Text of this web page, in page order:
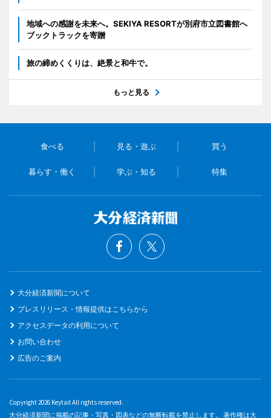
地域への感謝を未来へ。SEKIYA RESORTが別府市立図書館へ
ブックトラックを寄贈
旅の締めくくりは、絶景と和牛で。
もっと見る
食べる 見る・遊ぶ 買う
暮らす・働く 学ぶ・知る 特集
大分経済新聞について
プレスリリース・情報提供はこちらから
アクセスデータの利用について
お問い合わせ
広告のご案内
Copyright 2026 Keytail All rights reserved.
大分経済新聞に掲載の記事・写真・図表などの無断転載を禁止します。 著作権は大